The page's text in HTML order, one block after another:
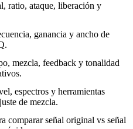
ratio, ataque, liberación y
ganancia y ancho de
mezcla, feedback y tonalidad
espectros y herramientas
de mezcla.
comparar señal original vs señal